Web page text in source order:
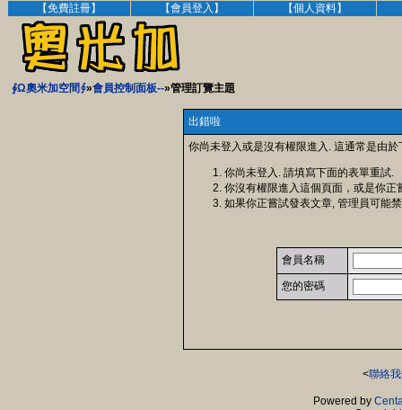
【免費註冊】 【會員登入】 【個人資料】
∮Ω奧米加空間∮»會員控制面板--»管理訂覽主題
出錯啦
你尚未登入或是沒有權限進入. 這通常是由於
你尚未登入. 請填寫下面的表單重試.
你沒有權限進入這個頁面，或是你
如果你正嘗試發表文章, 管理員可能
會員名稱
您的密碼
<聯絡
Powered by